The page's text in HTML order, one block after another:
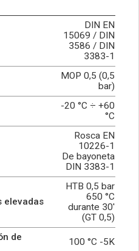
DIN EN
15069 / DIN
3586 / DIN
3383-1
MOP 0,5 (0,5
bar)
-20 °C ÷ +60
°C
Rosca EN
10226-1
De bayoneta
DIN 3383-1
elevadas
HTB 0,5 bar
650 °C
durante 30'
(GT 0,5)
de
100 °C -5K